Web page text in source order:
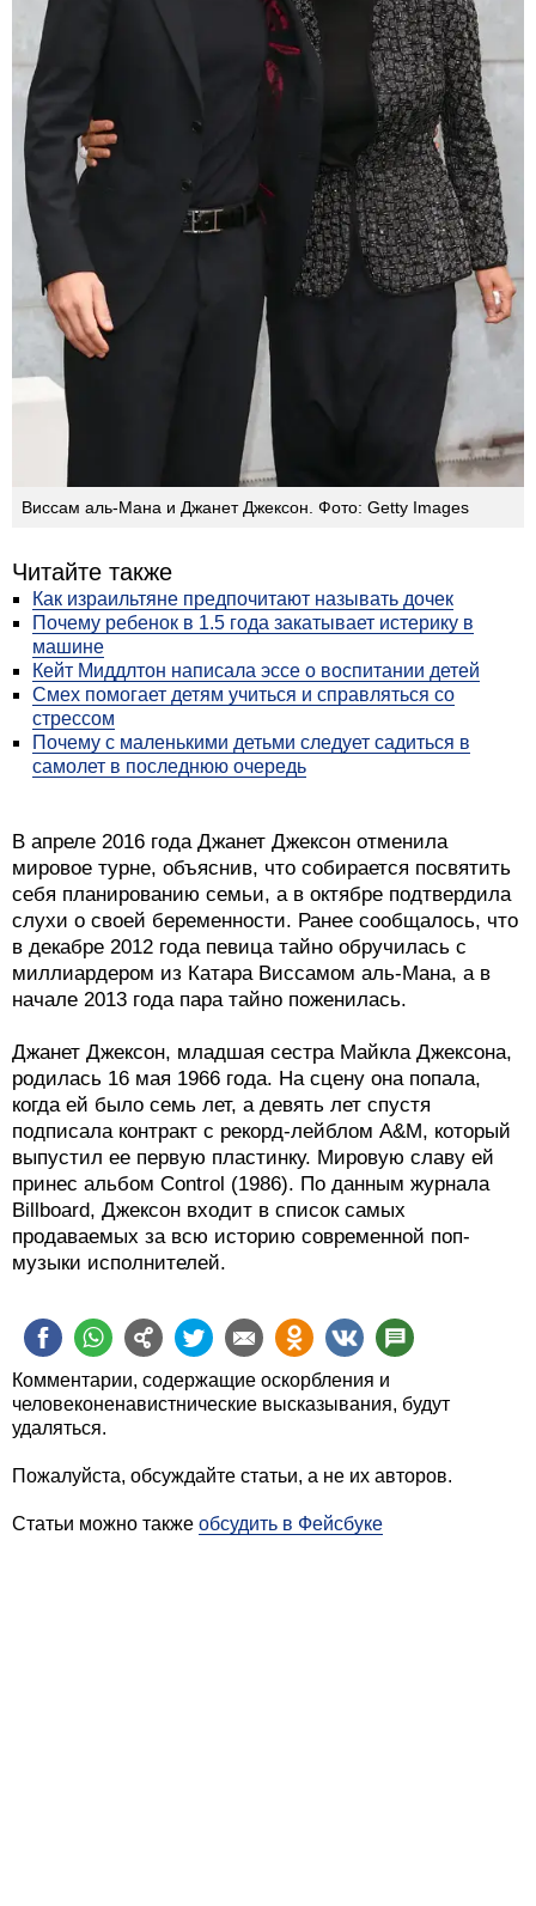
Виссам аль-Мана и Джанет Джексон. Фото: Getty Images
Читайте также
Как израильтяне предпочитают называть дочек
Почему ребенок в 1.5 года закатывает истерику в
машине
Кейт Миддлтон написала эссе о воспитании детей
Смех помогает детям учиться и справляться со
стрессом
Почему с маленькими детьми следует садиться в
самолет в последнюю очередь
В апреле 2016 года Джанет Джексон отменила
мировое турне, объяснив, что собирается посвятить
себя планированию семьи, а в октябре подтвердила
слухи о своей беременности. Ранее сообщалось, что
в декабре 2012 года певица тайно обручилась с
миллиардером из Катара Виссамом аль-Мана, а в
начале 2013 года пара тайно поженилась.
Джанет Джексон, младшая сестра Майкла Джексона,
родилась 16 мая 1966 года. На сцену она попала,
когда ей было семь лет, а девять лет спустя
подписала контракт с рекорд-лейблом A&M, который
выпустил ее первую пластинку. Мировую славу ей
принес альбом Control (1986). По данным журнала
Billboard, Джексон входит в список самых
продаваемых за всю историю современной поп-
музыки исполнителей.
Комментарии, содержащие оскорбления и
человеконенавистнические высказывания, будут
удаляться.
Пожалуйста, обсуждайте статьи, а не их авторов.
Статьи можно также обсудить в Фейсбуке